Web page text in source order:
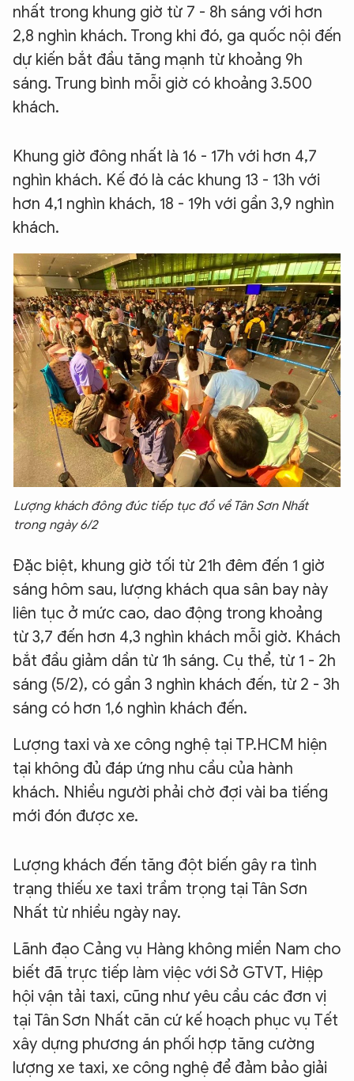
nhất trong khung giờ từ 7 - 8h sáng với hơn
2,8 nghìn khách. Trong khi đó, ga quốc nội đến
dự kiến bắt đầu tăng mạnh từ khoảng 9h
sáng. Trung bình mỗi giờ có khoảng 3.500
khách.
Khung giờ đông nhất là 16 - 17h với hơn 4,7
nghìn khách. Kế đó là các khung 13 - 13h với
hơn 4,1 nghìn khách, 18 - 19h với gần 3,9 nghìn
khách.
Lượng khách đông đúc tiếp tục đổ về Tân Sơn Nhất
trong ngày 6/2
Đặc biệt, khung giờ tối từ 21h đêm đến 1 giờ
sáng hôm sau, lượng khách qua sân bay này
liên tục ở mức cao, dao động trong khoảng
từ 3,7 đến hơn 4,3 nghìn khách mỗi giờ. Khách
bắt đầu giảm dần từ 1h sáng. Cụ thể, từ 1 - 2h
sáng (5/2), có gần 3 nghìn khách đến, từ 2 - 3h
sáng có hơn 1,6 nghìn khách đến.
Lượng taxi và xe công nghệ tại TP.HCM hiện
tại không đủ đáp ứng nhu cầu của hành
khách. Nhiều người phải chờ đợi vài ba tiếng
mới đón được xe.
Lượng khách đến tăng đột biến gây ra tình
trạng thiếu xe taxi trầm trọng tại Tân Sơn
Nhất từ nhiều ngày nay.
Lãnh đạo Cảng vụ Hàng không miền Nam cho
biết đã trực tiếp làm việc với Sở GTVT, Hiệp
hội vận tải taxi, cũng như yêu cầu các đơn vị
tại Tân Sơn Nhất căn cứ kế hoạch phục vụ Tết
xây dựng phương án phối hợp tăng cường
lượng xe taxi, xe công nghệ để đảm bảo giải